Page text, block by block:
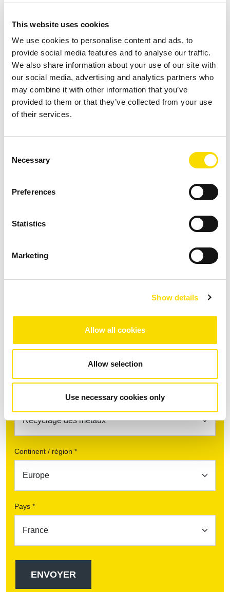
This website uses cookies
We use cookies to personalise content and ads, to
provide social media features and to analyse our traffic.
We also share information about your use of our site with
our social media, advertising and analytics partners who
may combine it with other information that you’ve
provided to them or that they’ve collected from your use
of their services.
Selection
Necessary
Preferences
Statistics
Marketing
Show details
Allow all cookies
Allow selection
Use necessary cookies only
informations sur la couleur pour le système dans la zone
visible (VIS). Il est ainsi possible de trier par exemple des
bouteilles en PET en fonction de leur couleur, ou des
Comme toutes nos solutions UniSort, le système UniSort
PR peut également être intégré dans un système de
matériau, l'occupation du convoyeur et la répartition des
Fact Sheet UniSort PR EVO 5.0
Continent / région *
Pays *